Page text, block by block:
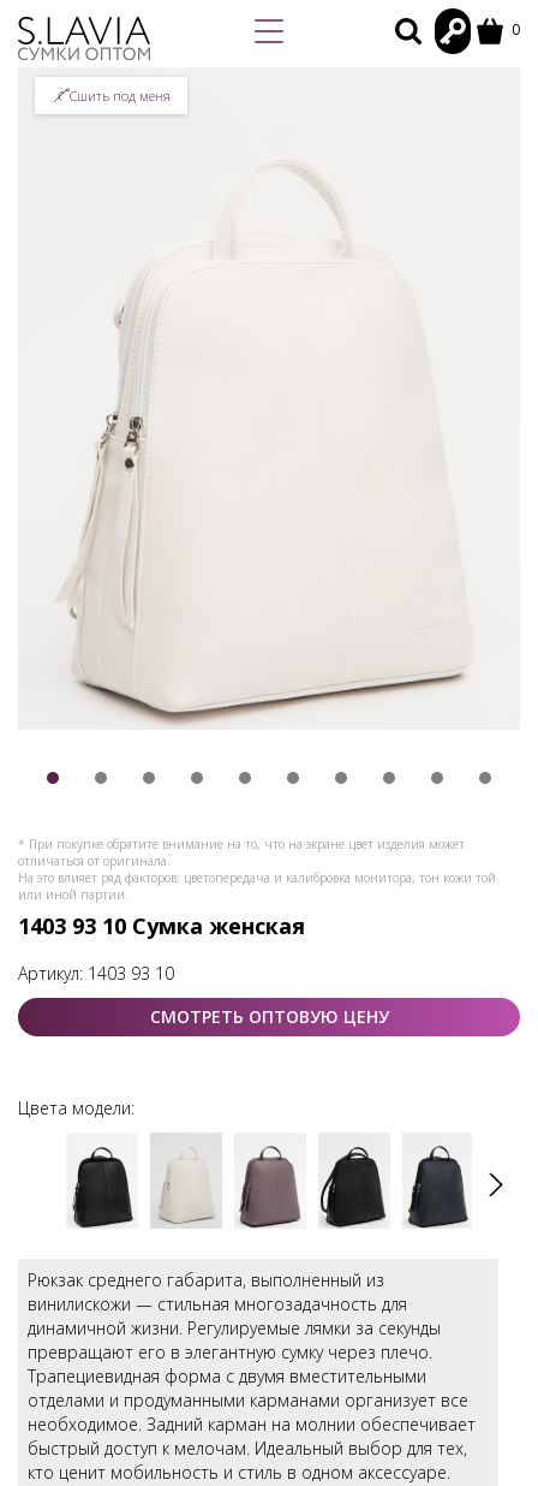
0
* При покупке обратите внимание на то, что на экране цвет изделия может
отличаться от оригинала.
На это влияет ряд факторов: цветопередача и калибровка монитора, тон кожи той
или иной партии.
Сшить под меня
1403 93 10 Сумка женская
Артикул: 1403 93 10
СМОТРЕТЬ ОПТОВУЮ ЦЕНУ
Цвета модели:
Рюкзак среднего габарита, выполненный из
винилискожи — стильная многозадачность для
динамичной жизни. Регулируемые лямки за секунды
превращают его в элегантную сумку через плечо.
Трапециевидная форма с двумя вместительными
отделами и продуманными карманами организует все
необходимое. Задний карман на молнии обеспечивает
быстрый доступ к мелочам. Идеальный выбор для тех,
кто ценит мобильность и стиль в одном аксессуаре.